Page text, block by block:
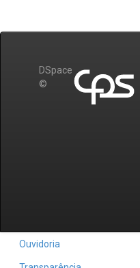
DSpace
©
Ouvidoria